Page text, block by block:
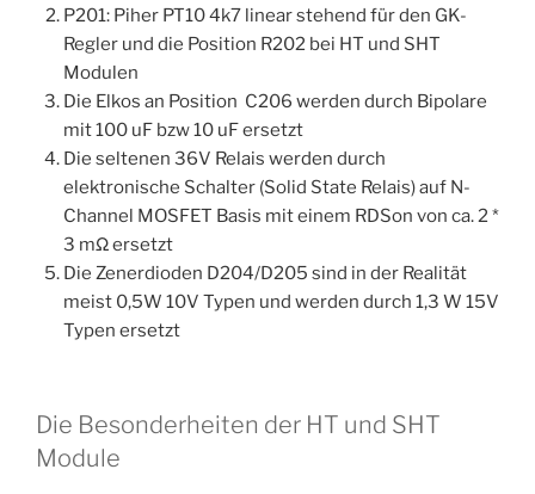
P201: Piher PT10 4k7 linear stehend für den GK-
Regler und die Position R202 bei HT und SHT
Modulen
Die Elkos an Position C206 werden durch Bipolare
mit 100 uF bzw 10 uF ersetzt
Die seltenen 36V Relais werden durch
elektronische Schalter (Solid State Relais) auf N-
Channel MOSFET Basis mit einem RDSon von ca. 2 *
3 mΩ ersetzt
Die Zenerdioden D204/D205 sind in der Realität
meist 0,5W 10V Typen und werden durch 1,3 W 15V
Typen ersetzt
Die Besonderheiten der HT und SHT
Module